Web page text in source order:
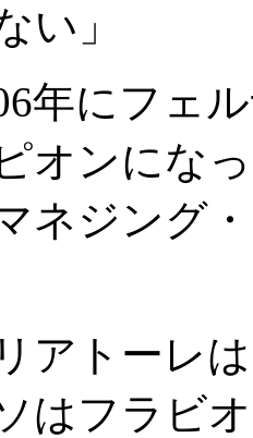
い」
年にフェ
オンにな
ネジング
アトーレ
はフラビ